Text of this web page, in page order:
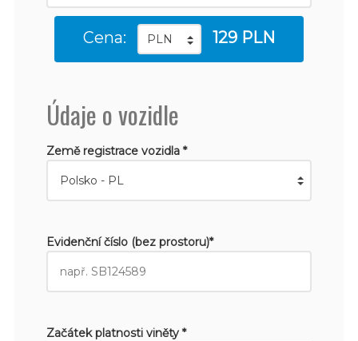
Cena: 129 PLN
Údaje o vozidle
Země registrace vozidla *
Evidenční číslo (bez prostoru)*
Začátek platnosti viněty *